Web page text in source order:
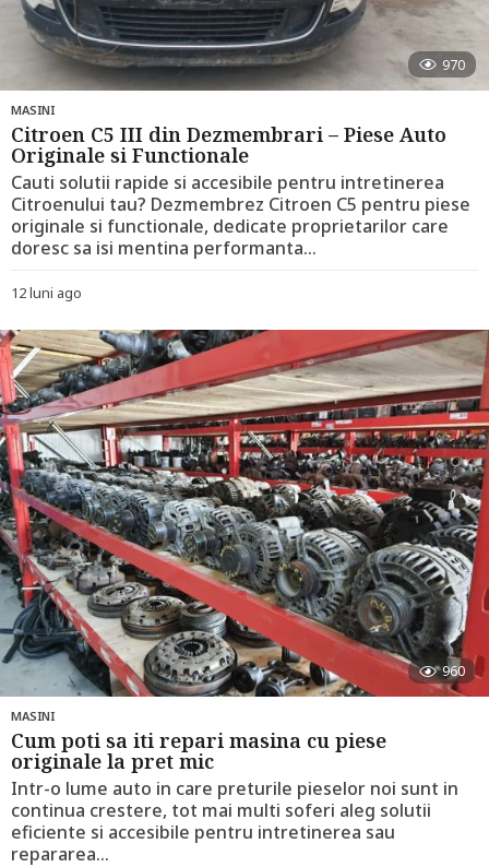
970
MASINI
Citroen C5 III din Dezmembrari – Piese Auto
Originale si Functionale
Cauti solutii rapide si accesibile pentru intretinerea
Citroenului tau? Dezmembrez Citroen C5 pentru piese
originale si functionale, dedicate proprietarilor care
doresc sa isi mentina performanta...
12 luni ago
l
u
n
i
a
g
o
960
MASINI
Cum poti sa iti repari masina cu piese
originale la pret mic
Intr-o lume auto in care preturile pieselor noi sunt in
continua crestere, tot mai multi soferi aleg solutii
eficiente si accesibile pentru intretinerea sau
repararea...